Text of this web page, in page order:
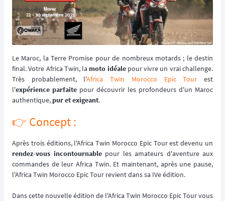
Le Maroc, la Terre Promise pour de nombreux motards ; le destin
final. Votre Africa Twin, la moto idéalepour vivre un vrai challenge.
Très probablement, l'Africa Twin Morocco Epic Tour est
l'expérience parfaite pour découvrir les profondeurs d'un Maroc
authentique, pur et exigeant.
👉️ Concept :
Après trois éditions, l'Africa Twin Morocco Epic Tour est devenu un
rendez-vous incontournablepour les amateurs d'aventure aux
commandes de leur Africa Twin. Et maintenant, après une pause,
l'Africa Twin Morocco Epic Tour revient dans sa IVe édition.
Dans cette nouvelle édition de l'Africa Twin Morocco Epic Tour vous